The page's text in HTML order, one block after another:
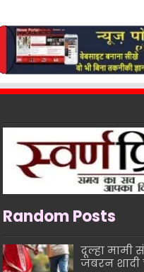
Random Posts
दूल्हा मामी
जबरन